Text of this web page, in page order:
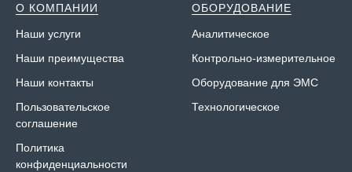
О КОМПАНИИ
Наши услуги
Наши преимущества
Наши контакты
Пользовательское
соглашение
Политика
конфиденциальности
ОБОРУДОВАНИЕ
Аналитическое
Контрольно-измерительное
Оборудование для ЭМС
Технологическое